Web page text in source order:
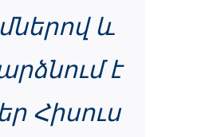
և
է
Հիսուս